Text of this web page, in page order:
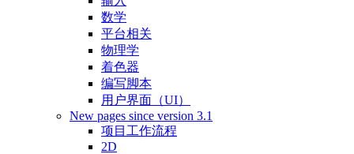
数学
平台相关
物理学
着色器
编写脚本
用户界面（UI）
New pages since version 3.1
项目工作流程
2D